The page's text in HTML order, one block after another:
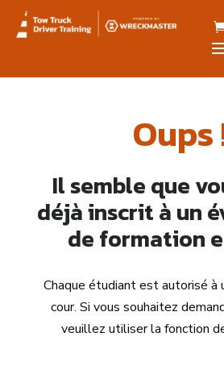
Oups
Il semble que
déjà inscrit à un
de formation
Chaque étudiant est autorisé à
cour. Si vous souhaitez
veuillez utiliser la fonction